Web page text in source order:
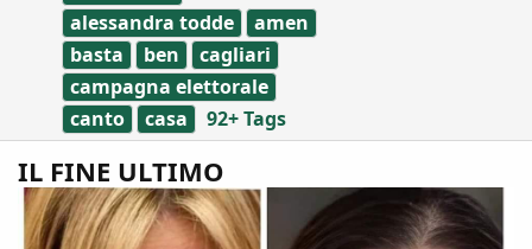
s
alessandra todde
amen
basta
ben
cagliari
campagna elettorale
canto
casa 92+ Tags
IL FINE ULTIMO